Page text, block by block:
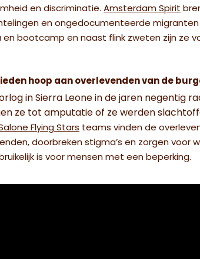
en discriminatie. Amsterdam Spirit
en ongedocumenteerde
en bootcamp en naast flink zweten zijn ze
hoop aan overlevenden van de
in Sierra Leone in de jaren negentig
ze tot amputatie of ze werden
Flying Stars teams vinden de
doorbreken stigma’s en zorgen voor
is voor mensen met een beperking.